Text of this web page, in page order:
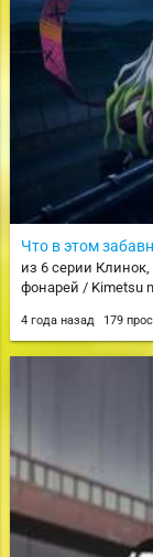
Что в этом
из 6 серии
фонарей / Kimetsu
4 года назад 179